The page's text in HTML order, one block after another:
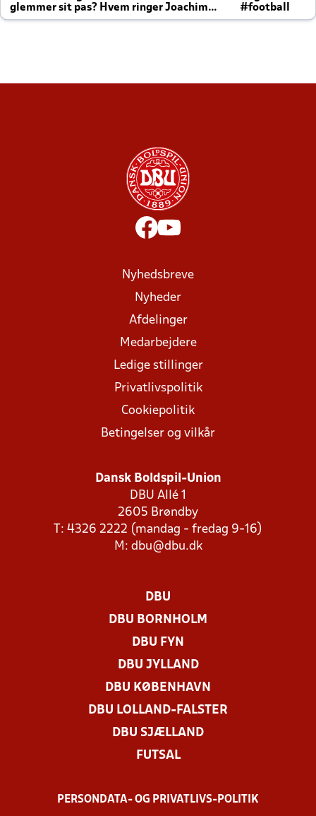
glemmer sit pas? Hvem ringer Joachim
altid til efter kampe?
#football
Nyhedsbreve
Nyheder
Afdelinger
Medarbejdere
Ledige stillinger
Privatlivspolitik
Cookiepolitik
Betingelser og vilkår
Dansk Boldspil-Union
DBU Allé 1
2605 Brøndby
T: 4326 2222 (mandag - fredag 9-16)
M: dbu@dbu.dk
DBU
DBU BORNHOLM
DBU FYN
DBU JYLLAND
DBU KØBENHAVN
DBU LOLLAND-FALSTER
DBU SJÆLLAND
FUTSAL
PERSONDATA- OG PRIVATLIVS-POLITIK